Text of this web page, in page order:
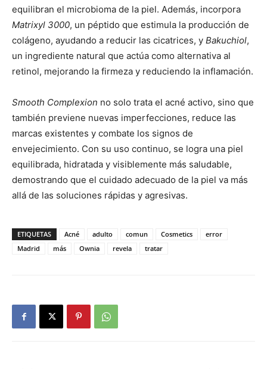
equilibran el microbioma de la piel. Además, incorpora
Matrixyl 3000, un péptido que estimula la producción de
colágeno, ayudando a reducir las cicatrices, y Bakuchiol,
un ingrediente natural que actúa como alternativa al
retinol, mejorando la firmeza y reduciendo la inflamación.
Smooth Complexion no solo trata el acné activo, sino que
también previene nuevas imperfecciones, reduce las
marcas existentes y combate los signos de
envejecimiento. Con su uso continuo, se logra una piel
equilibrada, hidratada y visiblemente más saludable,
demostrando que el cuidado adecuado de la piel va más
allá de las soluciones rápidas y agresivas.
ETIQUETAS Acné adulto comun Cosmetics
error
Madrid
más Ownia revela tratar